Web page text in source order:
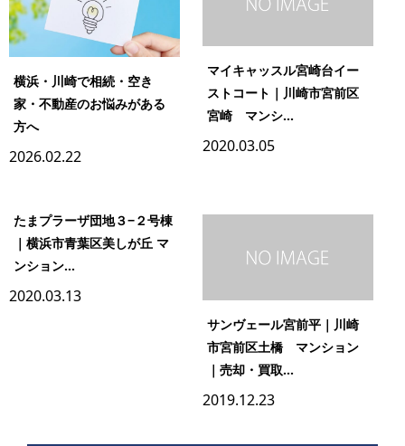
横浜・川崎で相続・空き
家・不動産のお悩みがある
方へ
2026.02.22
マイキャッスル宮崎台イー
ストコート｜川崎市宮前区
宮崎 マンシ...
2020.03.05
たまプラーザ団地３−２号棟
｜横浜市青葉区美しが丘 マ
ンション...
2020.03.13
サンヴェール宮前平｜川崎
市宮前区土橋 マンション
｜売却・買取...
2019.12.23